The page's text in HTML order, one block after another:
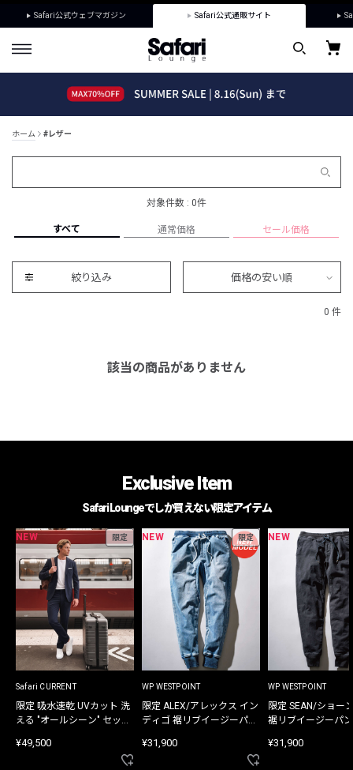
Safari公式ウェブマガジン Safari公式通販サイト
ホーム #レザー
対象件数 : 0件
すべて 通常価格 セール価格
絞り込み 価格の安い順
0 件
該当の商品がありません
Exclusive Item
Safari Loungeでしか買えない限定アイテム
NEW 限定
Safari CURRENT
限定 吸水速乾 UVカット 洗
える "オールシーン" セット
¥49,500
NEW 限定
WP WESTPOINT
限定 ALEX/アレックス イン
ディゴ 裾リブイージーパン
¥31,900
NEW
WP WESTPOINT
限定 SEAN/ショー
裾リブイージーパ
¥31,900